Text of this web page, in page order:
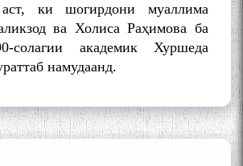
аст, ки шогирдони муаллима
ва Холиса Раҳимова ба
солагии академик Хуршеда
намудаанд.